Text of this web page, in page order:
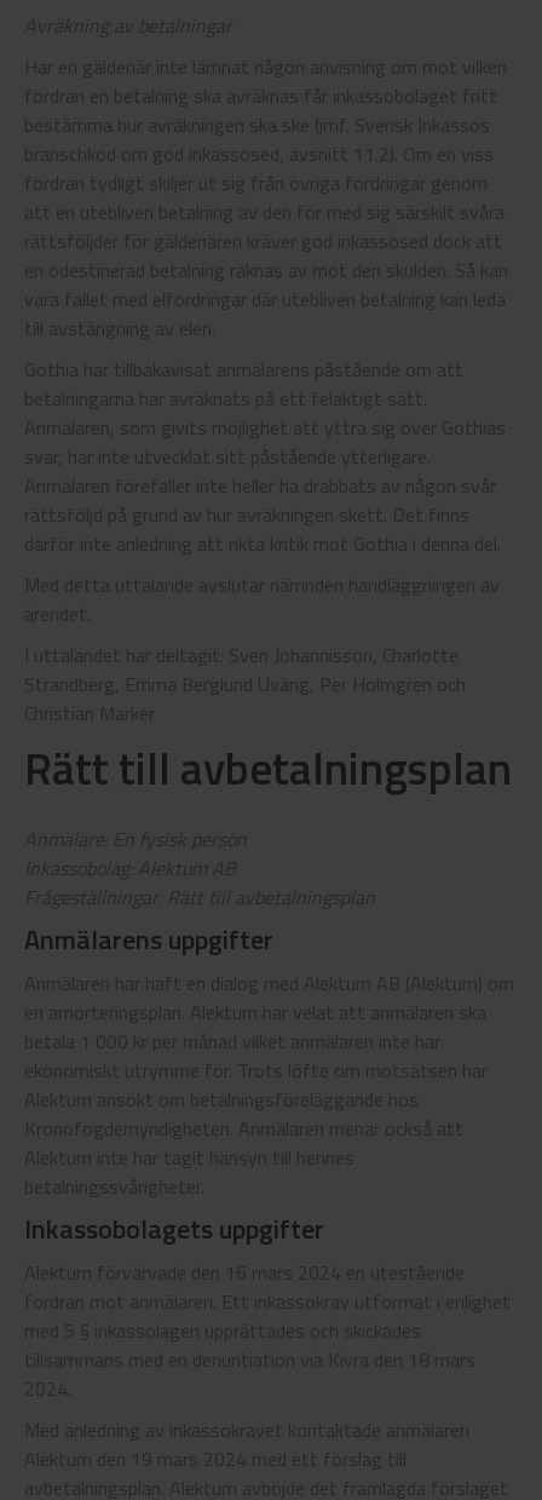
Avräkning av betalningar
Har en gäldenär inte lämnat någon anvisning om mot vilken
fordran en betalning ska avräknas får inkassobolaget fritt
bestämma hur avräkningen ska ske (jmf. Svensk Inkassos
branschkod om god inkassosed, avsnitt 11.2). Om en viss
fordran tydligt skiljer ut sig från övriga fordringar genom
att en utebliven betalning av den för med sig särskilt svåra
rättsföljder för gäldenären kräver god inkassosed dock att
en odestinerad betalning räknas av mot den skulden. Så kan
vara fallet med elfordringar där utebliven betalning kan leda
till avstängning av elen.
Gothia har tillbakavisat anmälarens påstående om att
betalningarna har avräknats på ett felaktigt sätt.
Anmälaren, som givits möjlighet att yttra sig över Gothias
svar, har inte utvecklat sitt påstående ytterligare.
Anmälaren förefaller inte heller ha drabbats av någon svår
rättsföljd på grund av hur avräkningen skett. Det finns
därför inte anledning att rikta kritik mot Gothia i denna del.
Med detta uttalande avslutar nämnden handläggningen av
ärendet.
I uttalandet har deltagit: Sven Johannisson, Charlotte
Strandberg, Emma Berglund Uväng, Per Holmgren och
Christian Marker
Rätt till avbetalningsplan
Anmälare: En fysisk person
Inkassobolag: Alektum AB
Frågeställningar: Rätt till avbetalningsplan
Anmälarens uppgifter
Anmälaren har haft en dialog med Alektum AB (Alektum) om
en amorteringsplan. Alektum har velat att anmälaren ska
betala 1 000 kr per månad vilket anmälaren inte har
ekonomiskt utrymme för. Trots löfte om motsatsen har
Alektum ansökt om betalningsföreläggande hos
Kronofogdemyndigheten. Anmälaren menar också att
Alektum inte har tagit hänsyn till hennes
betalningssvårigheter.
Inkassobolagets uppgifter
Alektum förvärvade den 16 mars 2024 en utestående
fordran mot anmälaren. Ett inkassokrav utformat i enlighet
med 5 § inkassolagen upprättades och skickades
tillsammans med en denuntiation via Kivra den 18 mars
2024.
Med anledning av inkassokravet kontaktade anmälaren
Alektum den 19 mars 2024 med ett förslag till
avbetalningsplan. Alektum avböjde det framlagda förslaget